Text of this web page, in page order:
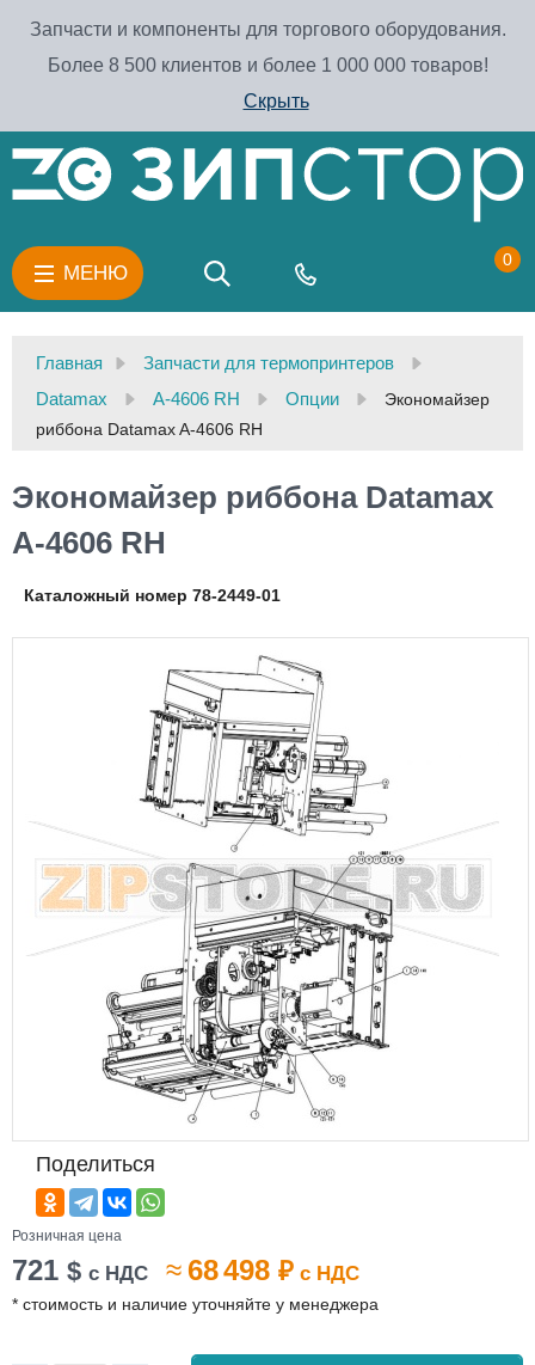
Запчасти и компоненты для торгового оборудования.
Более 8 500 клиентов и более 1 000 000 товаров!
Скрыть
МЕНЮ
0
Главная
Запчасти для термопринтеров
Datamax
A-4606 RH Опции
Экономайзер
риббона Datamax A-4606 RH
Экономайзер риббона Datamax
A-4606 RH
Каталожный номер 78-2449-01
Поделиться
Розничная цена
721 $ с НДС ≈68 498 ₽ с НДС
* стоимость и наличие уточняйте у менеджера